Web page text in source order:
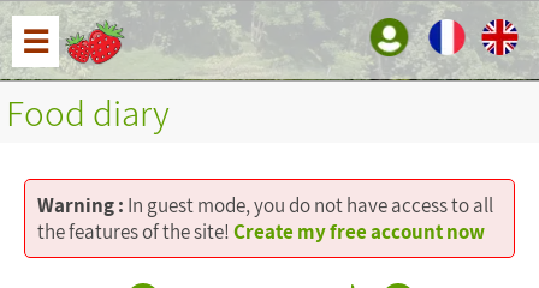
☰
Food diary
Warning : In guest mode, you do not have access to all
the features of the site!Create my free account now